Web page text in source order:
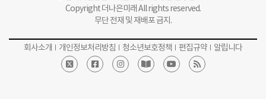
Copyright 더나은미래 All rights reserved.
무단 전재 및 재배포 금지.
회사소개 개인정보처리방침 청소년보호정책 편집규약 알립니다